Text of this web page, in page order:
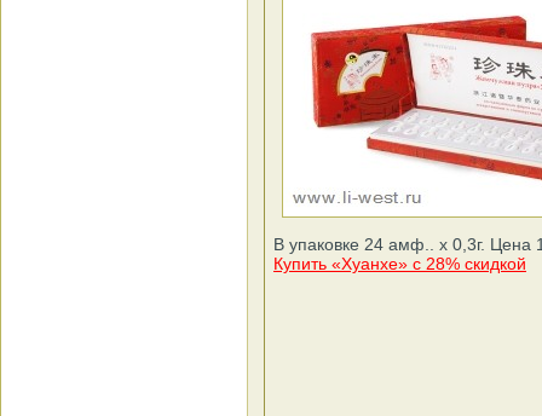
В упаковке 24 амф.. x 0,3г. Цена
Купить «Хуанхе» с 28% скидкой